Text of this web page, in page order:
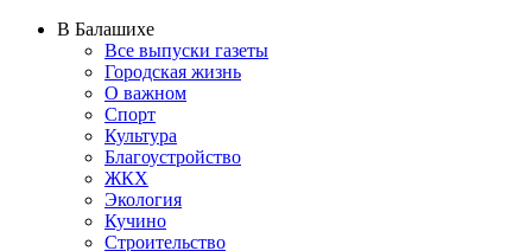
В Балашихе
Все выпуски газеты
Городская жизнь
О важном
Спорт
Культура
Благоустройство
ЖКХ
Экология
Кучино
Строительство